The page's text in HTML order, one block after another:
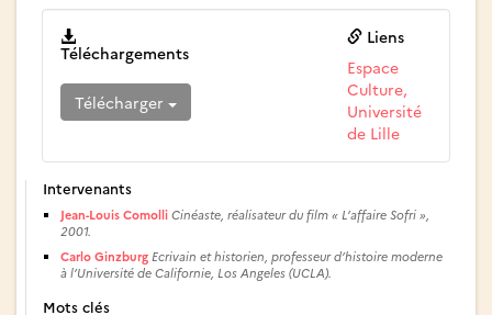
Téléchargements
Télécharger
Liens
Espace
Culture,
Université
de Lille
Intervenants
Jean-Louis Comolli Cinéaste, réalisateur du film « L’affaire Sofri »,
2001.
Carlo Ginzburg Ecrivain et historien, professeur d’histoire moderne
à l’Université de Californie, Los Angeles (UCLA).
Mots clés